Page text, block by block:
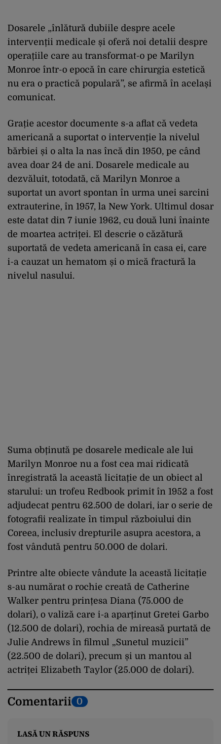
Dosarele „înlătură dubiile despre acele
intervenții medicale și oferă noi detalii despre
operațiile care au transformat-o pe Marilyn
Monroe într-o epocă în care chirurgia estetică
nu era o practică populară”, se afirmă în același
comunicat.
Grație acestor documente s-a aflat că vedeta
americană a suportat o intervenție la nivelul
bărbiei și o alta la nas încă din 1950, pe când
avea doar 24 de ani. Dosarele medicale au
dezvăluit, totodată, că Marilyn Monroe a
suportat un avort spontan în urma unei sarcini
extrauterine, în 1957, la New York. Ultimul dosar
este datat din 7 iunie 1962, cu două luni înainte
de moartea actriței. El descrie o căzătură
suportată de vedeta americană în casa ei, care
i-a cauzat un hematom și o mică fractură la
nivelul nasului.
Suma obținută pe dosarele medicale ale lui
Marilyn Monroe nu a fost cea mai ridicată
înregistrată la această licitație de un obiect al
starului: un trofeu Redbook primit în 1952 a fost
adjudecat pentru 62.500 de dolari, iar o serie de
fotografii realizate în timpul războiului din
Coreea, inclusiv drepturile asupra acestora, a
fost vândută pentru 50.000 de dolari.
Printre alte obiecte vândute la această licitație
s-au numărat o rochie creată de Catherine
Walker pentru prințesa Diana (75.000 de
dolari), o valiză care i-a aparținut Gretei Garbo
(12.500 de dolari), rochia de mireasă purtată de
Julie Andrews în filmul „Sunetul muzicii”
(22.500 de dolari), precum și un mantou al
actriței Elizabeth Taylor (25.000 de dolari).
Comentarii 0
LASĂ UN RĂSPUNS